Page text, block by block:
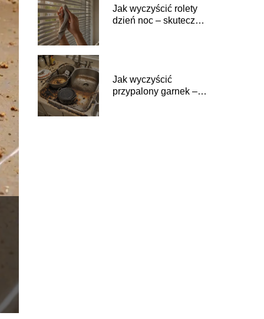
Jak wyczyścić rolety
dzień noc – skuteczne
Jak wyczyścić
przypalony garnek –